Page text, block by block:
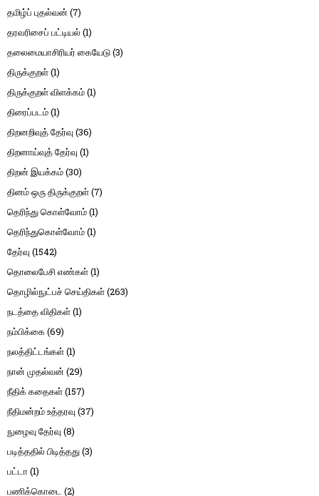
தமிழ்ப் புதல்வன் (7)
தரவரிசைப் பட்டியல் (1)
தலைமையாசிரியர் கையேடு(3)
திருக்குறள்(1)
திருக்குறள் விளக்கம்(1)
திரைப்படம்(1)
திறனறிவுத் தேர்வு (36)
திறனாய்வுத் தேர்வு (1)
திறன் இயக்கம்(30)
தினம் ஒரு திருக்குறள்(7)
தெரிந்து கொள்வோம்(1)
தெரிந்துகொள்வோம்(1)
தேர்வு (1542)
தொலைபேசி எண்கள்(1)
தொழில்நுட்பச் செய்திகள்(263)
நடத்தை விதிகள்(1)
நம்பிக்கை(69)
நலத்திட்டங்கள்(1)
நான் முதல்வன் (29)
நீதிக் கதைகள்(157)
நீதிமன்றம் உத்தரவு (37)
நுழைவு தேர்வு (8)
படித்ததில் பிடித்தது(3)
பட்டா (1)
பணிக்கொடை (2)